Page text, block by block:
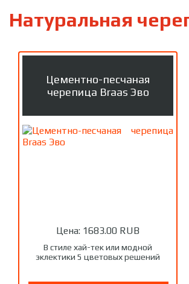
Натуральная
Цементно-песчаная
черепица Braas Эво
Цена: 1683.00 RUB
В стиле хай-тек или модной
эклектики 5 цветовых решений